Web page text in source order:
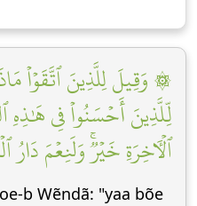
۞ وَقِيلَ لِلَّذِينَ ٱتَّقَوۡاْ
لِّلَّذِينَ أَحۡسَنُواْ فِي هَٰذِهِ
ٱلۡأٓخِرَةِ خَيۡرٞۚ وَلَنِعۡمَ دَارُ
b Wẽndã: "yaa bõe